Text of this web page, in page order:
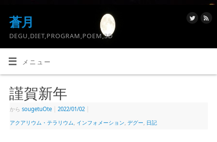
蒼月
DEGU,DIET,PROGRAM,POEM,3D
メニュー
謹賀新年
から sougetuOte 2022/01/02
アクアリウム・テラリウム インフォメーション デグー 日記